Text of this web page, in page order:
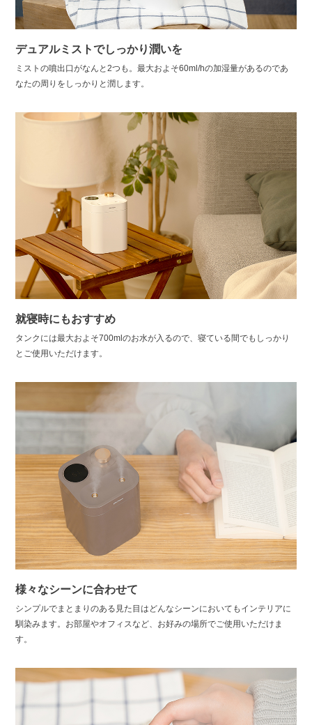
デュアルミストでしっかり潤いを
ミストの噴出口がなんと2つも。最大およそ60ml/hの加湿量があるのであ
なたの周りをしっかりと潤します。
就寝時にもおすすめ
タンクには最大およそ700mlのお水が入るので、寝ている間でもしっかり
とご使用いただけます。
様々なシーンに合わせて
シンプルでまとまりのある見た目はどんなシーンにおいてもインテリアに
馴染みます。お部屋やオフィスなど、お好みの場所でご使用いただけま
す。